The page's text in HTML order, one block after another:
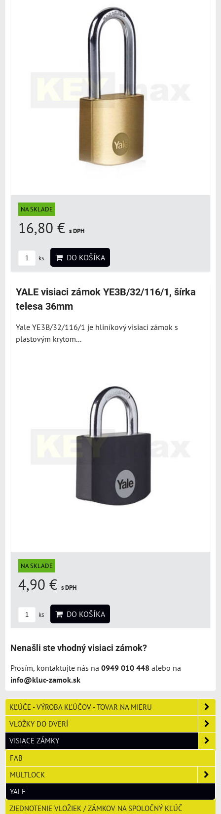
NA SKLADE
16,80 € s DPH
ks DO KOŠÍKA
YALE visiaci zámok YE3B/32/116/1, šírka
telesa 36mm
Yale YE3B/32/116/1 je hliníkový visiaci zámok s
plastovým krytom...
NA SKLADE
4,90 € s DPH
ks DO KOŠÍKA
Nenašli ste vhodný visiaci zámok?
Prosím, kontaktujte nás na 0949 010 448 alebo na
info@kluc-zamok.sk
KĽÚČE - VÝROBA KĽÚČOV - TOVAR NA MIERU
VLOŽKY DO DVERÍ
VISIACE ZÁMKY
FAB
MULTLOCK
YALE
ZJEDNOTENIE VLOŽIEK / ZÁMKOV NA SPOLOČNÝ KĽÚČ